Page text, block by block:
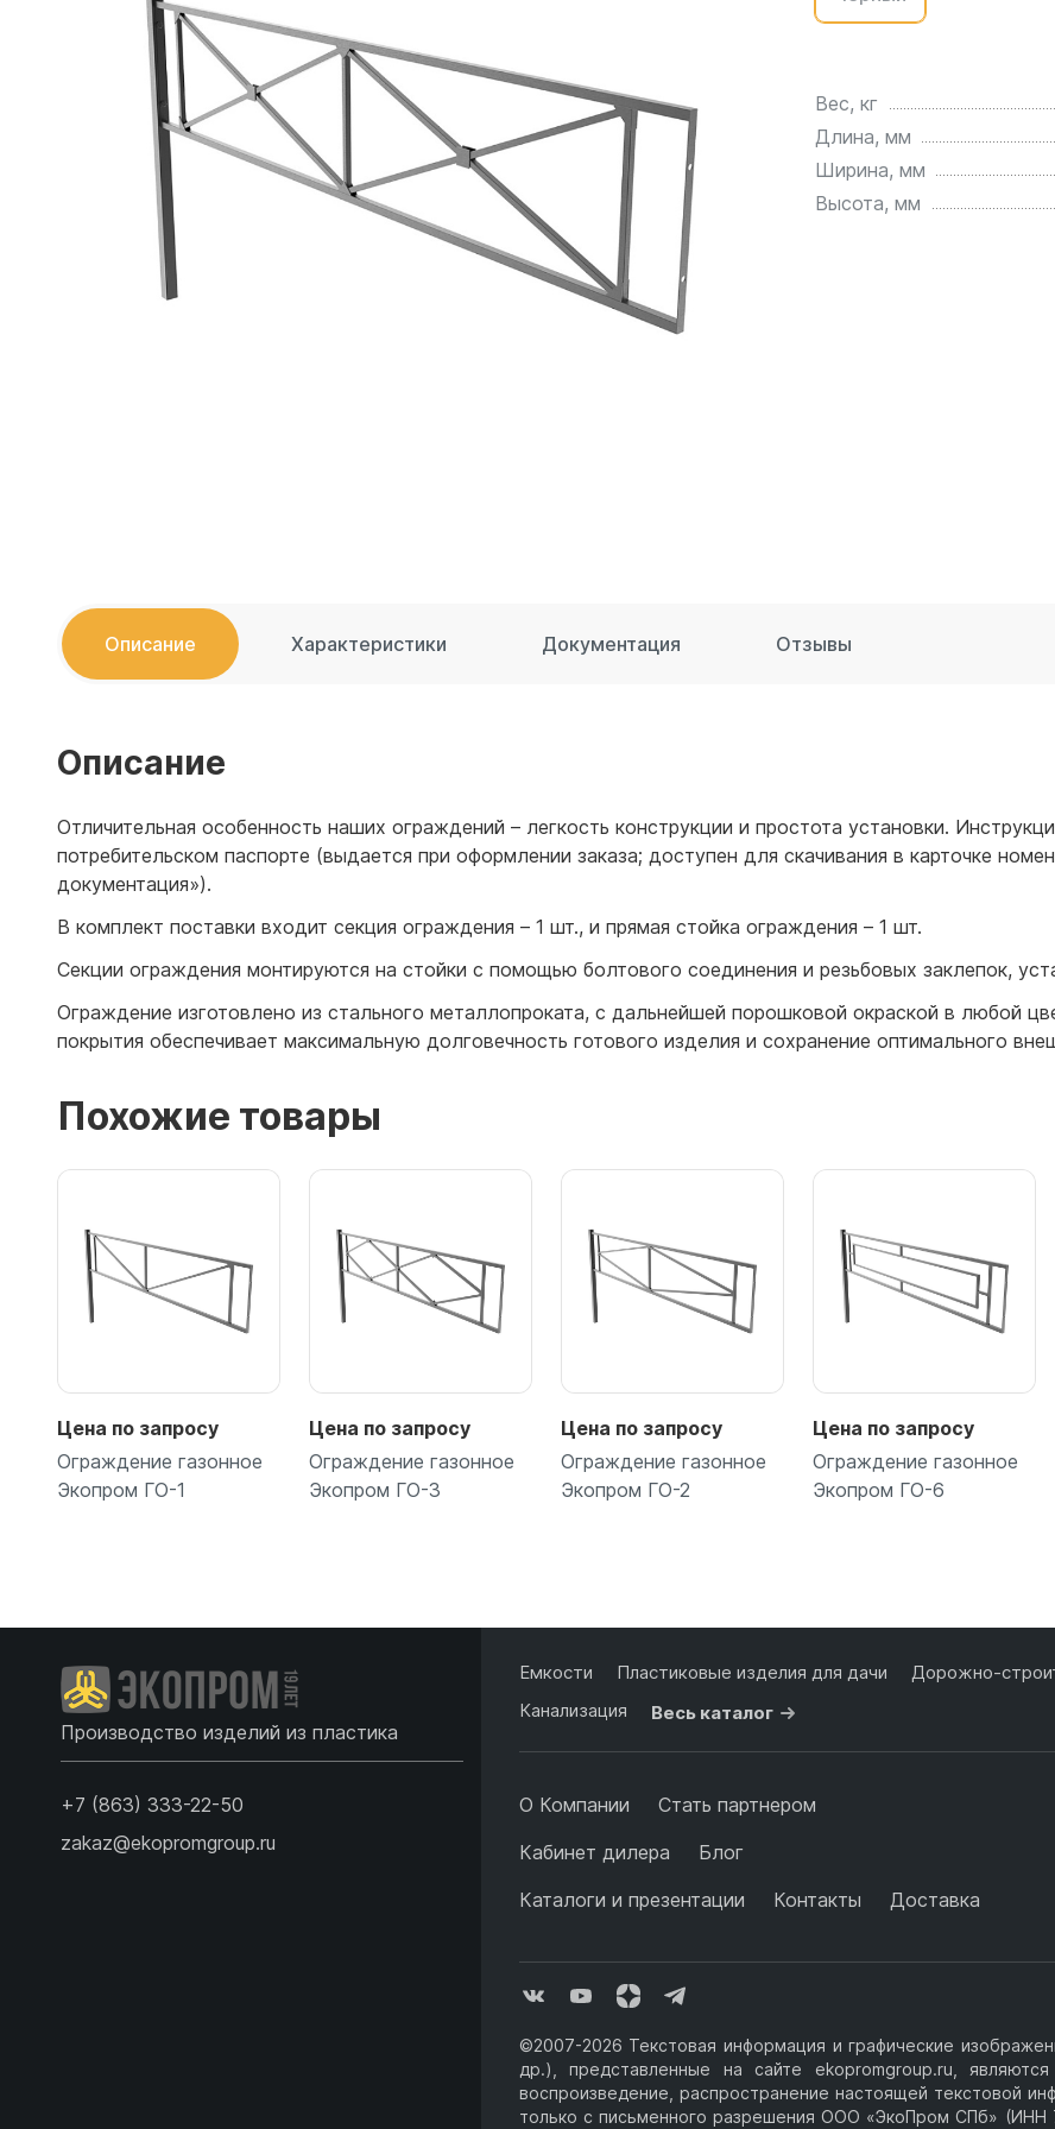
Емкости для воды 3000 литров
Емкости для воды 2500 литров
Емкости для воды 2000 литров
Емкости для воды 1500 литров
Емкости для воды 1000 литров
Емкости для воды 750 литров
Емкости для воды 600 литров
Емкости для воды 500 литров
ЦКТ для ферментации
Вес, кг
Длина, мм
Ширина, мм
Высота, мм
Описание Характеристики Документация Отзывы
Описание
Отличительная особенность наших ограждений – легкость конструкции и простота установки.
потребительском паспорте (выдается при оформлении заказа; доступен для скачивания в карточке
документация»).
В комплект поставки входит секция ограждения – 1 шт., и прямая стойка ограждения – 1 шт.
Секции ограждения монтируются на стойки с помощью болтового соединения и резьбовых заклепок,
Ограждение изготовлено из стального металлопроката, с дальнейшей порошковой окраской в любой
покрытия обеспечивает максимальную долговечность готового изделия и сохранение оптимального
Похожие товары
Цена по запросу
Ограждение газонное
Экопром ГО-1
Цена по запросу
Ограждение газонное
Экопром ГО-3
Цена по запросу
Ограждение газонное
Экопром ГО-2
Цена по запросу
Ограждение газонное
Экопром ГО-6
Производство изделий из пластика
+7 (863) 333-22-50
zakaz@ekopromgroup.ru
Емкости Пластиковые изделия для дачи Дорожно-
Канализация
Весь каталог
О Компании
Стать партнером
Кабинет дилера
Блог
Каталоги и презентации
Контакты Доставка
©2007-2026 Текстовая информация и графические
др.), представленные на сайте ekopromgroup.ru,
воспроизведение, распространение настоящей текстовой
только с письменного разрешения ООО «ЭкоПром СПб»